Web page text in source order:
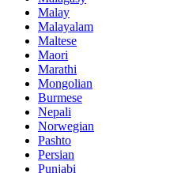
Malay
Malayalam
Maltese
Maori
Marathi
Mongolian
Burmese
Nepali
Norwegian
Pashto
Persian
Punjabi